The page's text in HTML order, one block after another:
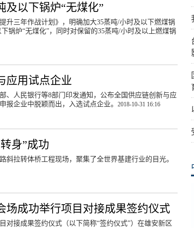
及以下锅炉“无煤化”
升三年作战计划》，明确加大35蒸吨/小时及以下燃煤锅
锅炉“无煤化”，同时对保留的35蒸吨/小时及以上燃煤锅
应用试点企业
、人民银行等8部门印发通知，公布全国供应链创新与应
报企业中脱颖而出，入选试点企业。 2018-10-31 16:16
身”成功
斜拉转体桥工程现场，聚集了全世界基建行业的目光。
场成功举行项目对接成果签约仪式
对接成果签约仪式（以下简称“签约仪式”）在雄安新区